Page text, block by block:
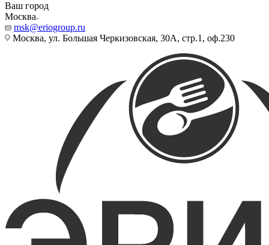
Ваш город
Москва
msk@eriogroup.ru
Москва, ул. Большая Черкизовская, 30А, стр.1, оф.230